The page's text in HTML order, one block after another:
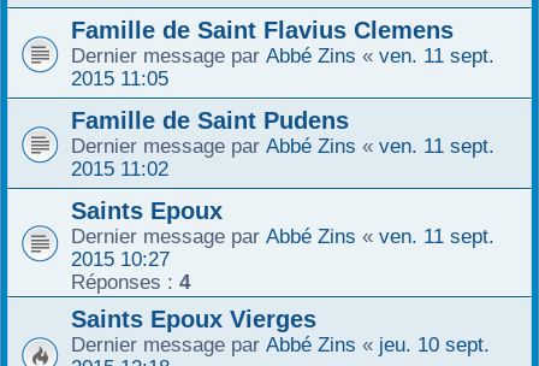
Famille de Saint Flavius Clemens
Dernier message par Abbé Zins « ven. 11 sept.
2015 11:05
Famille de Saint Pudens
Dernier message par Abbé Zins « ven. 11 sept.
2015 11:02
Saints Epoux
Dernier message par Abbé Zins « ven. 11 sept.
2015 10:27
Réponses : 4
Saints Epoux Vierges
Dernier message par Abbé Zins « jeu. 10 sept.